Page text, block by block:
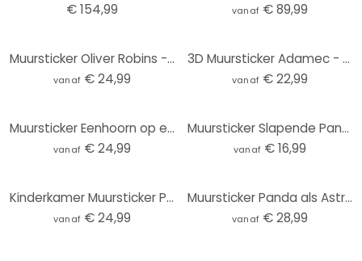
€ 154,99
vanaf € 89,99
Muursticker Oliver Robins - Animals and Palm Trees
vanaf € 24,99
3D Muursticker Adamec - Jonge Vos
vanaf € 22,99
Muursticker Eenhoorn op een kleurrijke bloemenweide - Bonne Müller
vanaf € 24,99
Muursticker Slapende Panda
vanaf € 16,99
Kinderkamer Muursticker Paarden in de bloemenweide - Kikki Belle - Rond
vanaf € 24,99
Muursticker Panda als Astronaut
vanaf € 28,99